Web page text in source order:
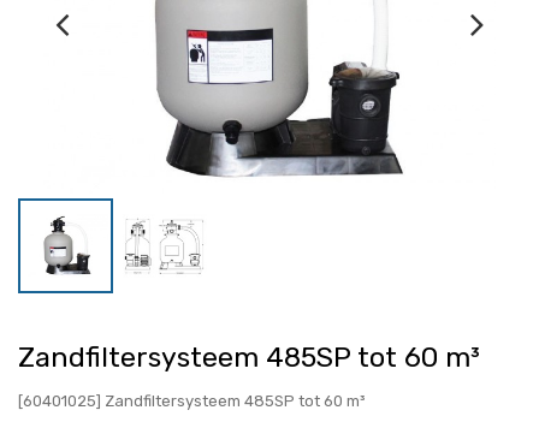
Zandfiltersysteem 485SP tot 60 m³
[60401025] Zandfiltersysteem 485SP tot 60 m³